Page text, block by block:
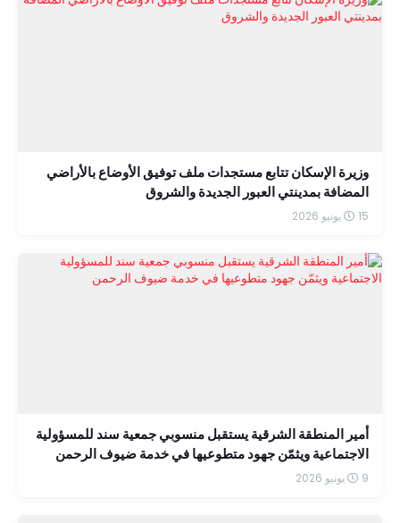
وزيرة الإسكان تتابع مستجدات ملف توفيق الأوضاع بالأراضي
المضافة بمدينتي العبور الجديدة والشروق
15 يونيو 2026
أمير المنطقة الشرقية يستقبل منسوبي جمعية سند للمسؤولية
الاجتماعية ويثمّن جهود متطوعيها في خدمة ضيوف الرحمن
9 يونيو 2026